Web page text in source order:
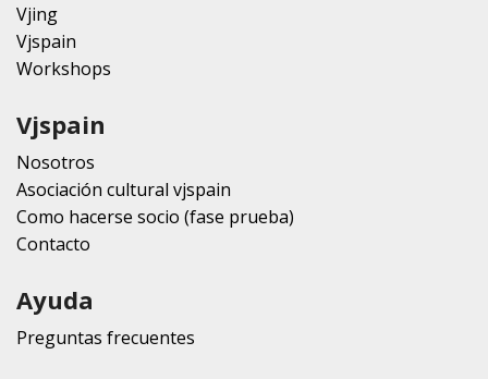
Vjing
Vjspain
Workshops
Vjspain
Nosotros
Asociación cultural vjspain
Como hacerse socio (fase prueba)
Contacto
Ayuda
Preguntas frecuentes